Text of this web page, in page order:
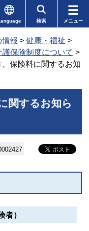
検索 メニュー
情報 > 健康・福祉 >
護保険制度について >
保険料に関するお知
関するお知ら
者）